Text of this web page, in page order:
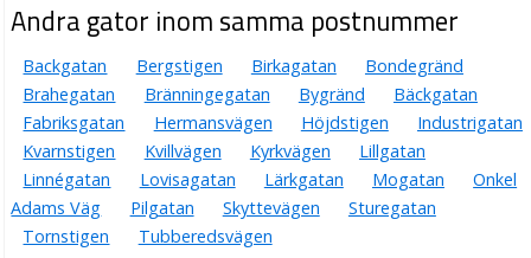
Andra gator inom samma postnummer
Backgatan Bergstigen Birkagatan
Bondegränd
Brahegatan
Bränningegatan Bygränd
Bäckgatan
Fabriksgatan
Hermansvägen Höjdstigen
Industrigatan
Kvarnstigen
Kvillvägen Kyrkvägen
Lillgatan
Linnégatan
Lovisagatan Lärkgatan Mogatan
Onkel
Adams Väg
Pilgatan Skyttevägen
Sturegatan
Tornstigen
Tubberedsvägen